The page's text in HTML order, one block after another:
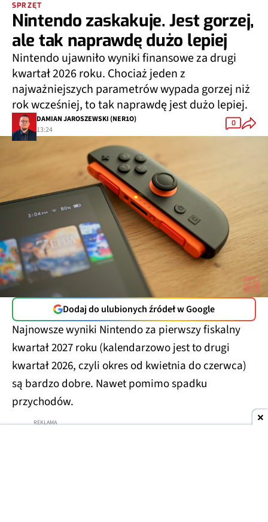
SPRZĘT
Nintendo zaskakuje. Jest gorzej,
ale tak naprawdę dużo lepiej
Nintendo ujawniło wyniki finansowe za drugi
kwartał 2026 roku. Chociaż jeden z
najważniejszych parametrów wypada gorzej niż
rok wcześniej, to tak naprawdę jest dużo lepiej.
DAMIAN JAROSZEWSKI (NER1O)
13:24
0
Dodaj do ulubionych źródeł w Google
Najnowsze wyniki Nintendo za pierwszy fiskalny
kwartał 2027 roku (kalendarzowo jest to drugi
kwartał 2026, czyli okres od kwietnia do czerwca)
są bardzo dobre. Nawet pomimo spadku
przychodów.